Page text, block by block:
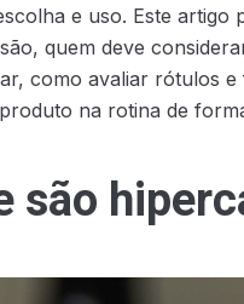
e uso. Este artigo
quem deve
como avaliar rótulos
na rotina de
são